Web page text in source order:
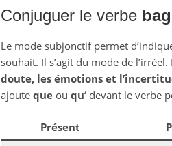
Conjuguer le verbe
Le mode subjonctif permet
souhait. Il s’agit du mode de l’irréel.
doute, les émotions et
ajoute queou qu‘ devant le verbe
Présent